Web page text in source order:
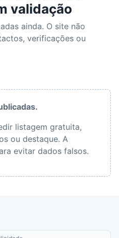
validação
ainda. O site não
verificações ou
listagem gratuita,
ou destaque. A
evitar dados falsos.